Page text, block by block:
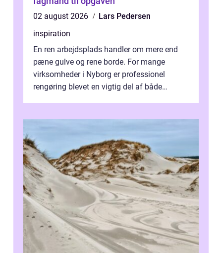
02 august 2026
Lars Pedersen
inspiration
En ren arbejdsplads handler om mere end
pæne gulve og rene borde. For mange
virksomheder i Nyborg er professionel
rengøring blevet en vigtig del af både